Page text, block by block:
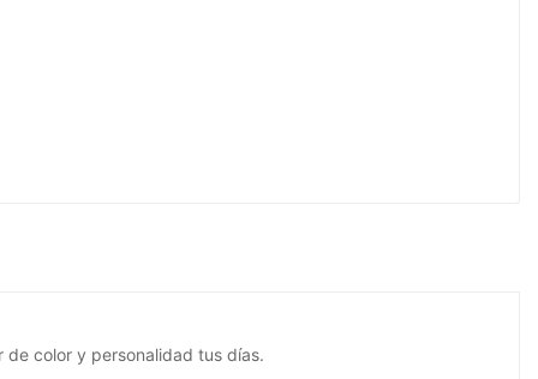
de color y personalidad tus días.